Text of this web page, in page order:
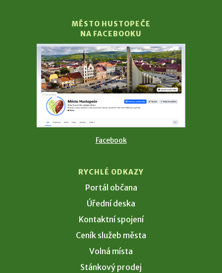
MĚSTO HUSTOPEČE
NA FACEBOOKU
Facebook
RYCHLÉ ODKAZY
Portál občana
Úřední deska
Kontaktní spojení
Ceník služeb města
Volná místa
Stánkový prodej